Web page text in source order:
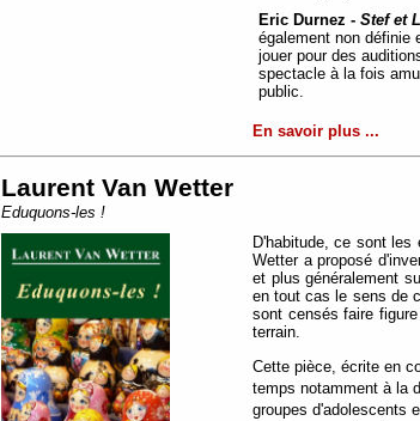
Eric Durnez - Stef et
également non définie
jouer pour des
spectacle à la fois
public.
En savoir plus ...
Laurent Van Wetter
Eduquons-les !
D'habitude, ce sont
Wetter a proposé
et plus généralement
en tout cas le sens de
sont censés faire
terrain.
Cette pièce, écrite en
temps notamment à la
groupes d'adolescents